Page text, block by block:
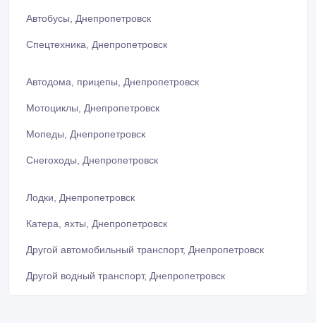
Автобусы, Днепропетровск
Спецтехника, Днепропетровск
Автодома, прицепы, Днепропетровск
Мотоциклы, Днепропетровск
Мопеды, Днепропетровск
Снегоходы, Днепропетровск
Лодки, Днепропетровск
Катера, яхты, Днепропетровск
Другой автомобильный транспорт, Днепропетровск
Другой водный транспорт, Днепропетровск